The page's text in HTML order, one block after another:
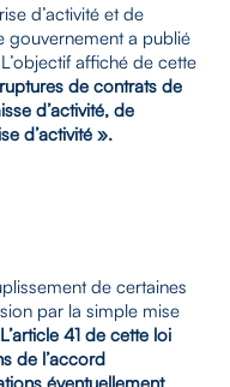
d’activité et de
gouvernement a publié
affiché de cette
de contrats de
d’activité, de
d’activité ».
de certaines
par la simple mise
L’article 41 de cette loi
de l’accord